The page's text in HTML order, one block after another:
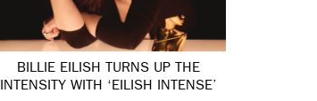
BILLIE EILISH TURNS UP THE
INTENSITY WITH ‘EILISH INTENSE’